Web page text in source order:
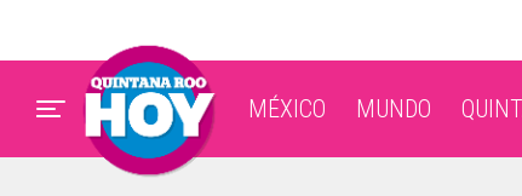
MÉXICO MUNDO